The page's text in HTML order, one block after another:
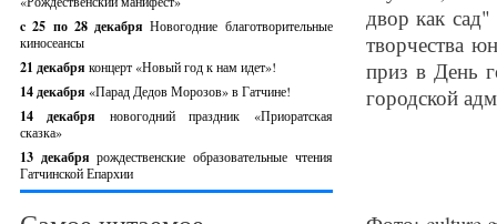
c 25 по 28 декабряНовогодние благотворительные
киносеансы
21 декабря концерт «Новый год к нам идет»!
14 декабря «Парад Дедов Морозов» в Гатчине!
14 декабря новогодний праздник «Приоратская
сказка»
13 декабрярождественские образовательные чтения
Гатчинской Епархии
двор как
творчества
приз в День
городской